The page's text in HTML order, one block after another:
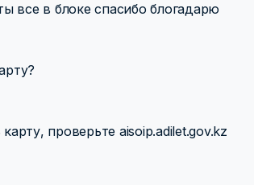
все в блоке спасибо блогадарю
проверьте aisoip.adilet.gov.kz